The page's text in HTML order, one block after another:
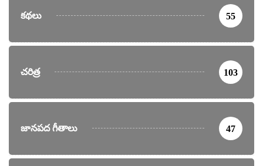
కథలు 55
చరిత్ర 103
జానపద గీతాలు 47